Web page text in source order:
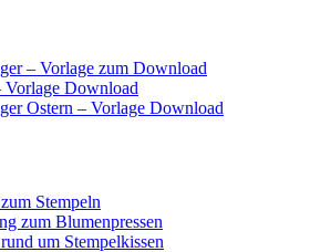
– Vorlage zum Download
Download
Ostern – Vorlage Download
Stempeln
zum Blumenpressen
um Stempelkissen